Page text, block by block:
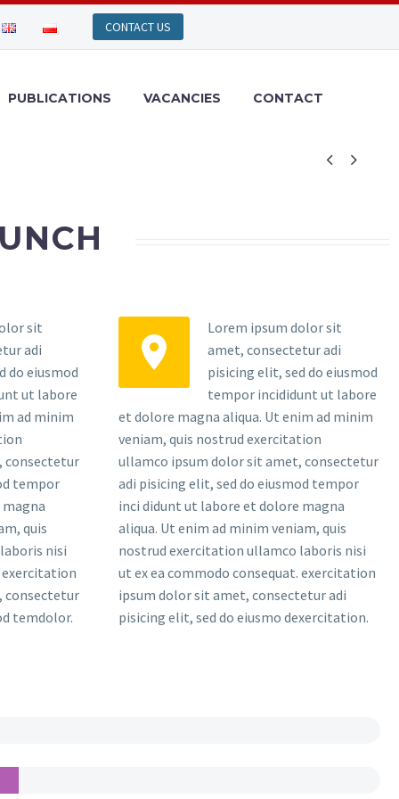
PUBLICATIONS VACANCIES CONTACT
 
sit
adi
do eiusmod
ut labore
ad minim
consectetur
tempor
quis
nisi
exercitation
consectetur
temdolor.


Lorem ipsum dolor sit
amet, consectetur adi
pisicing elit, sed do eiusmod
tempor incididunt ut labore
et dolore magna aliqua. Ut enim ad minim
veniam, quis nostrud exercitation
ullamco ipsum dolor sit amet, consectetur
adi pisicing elit, sed do eiusmod tempor
inci didunt ut labore et dolore magna
aliqua. Ut enim ad minim veniam, quis
nostrud exercitation ullamco laboris nisi
ut ex ea commodo consequat. exercitation
ipsum dolor sit amet, consectetur adi
pisicing elit, sed do eiusmo dexercitation.